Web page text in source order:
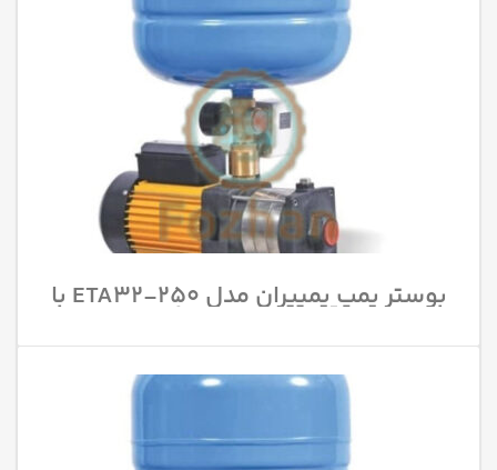
بوستر پمپ پمپیران مدل 250-ETA32 با
قدرت 15 اسب بخار